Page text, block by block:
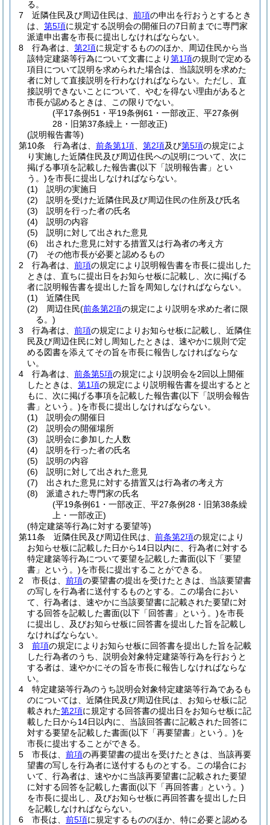
る。
7
近隣住民及び周辺住民は、 前項の申出を行おうとするとき
は、 第5項に規定する説明会の開催日の7日前までに専門家
派遣申出書を市長に提出しなければならない。
8
行為者は、 第2項に規定するもののほか、周辺住民から当
該特定建築等行為について文書により第1項の規則で定める
項目について説明を求められた場合は、当該説明を求めた
者に対して直接説明を行わなければならない。 ただし、直
接説明できないことについて、やむを得ない理由があると
市長が認めるときは、この限りでない。
(平17条例51・平19条例61・一部改正、平27条例
28・旧第37条繰上・一部改正)
(説明報告書等)
第10条
行為者は、 前条第1項 第2項及び第5項の規定によ
り実施した近隣住民及び周辺住民への説明について、次に
掲げる事項を記載した報告書(以下「説明報告書」とい
う。)を市長に提出しなければならない。
(1)
説明の実施日
(2)
説明を受けた近隣住民及び周辺住民の住所及び氏名
(3)
説明を行った者の氏名
(4)
説明の内容
(5)
説明に対して出された意見
(6)
出された意見に対する措置又は行為者の考え方
(7)
その他市長が必要と認めるもの
2
行為者は、 前項の規定により説明報告書を市長に提出した
ときは、直ちに提出日をお知らせ板に記載し、次に掲げる
者に説明報告書を提出した旨を周知しなければならない。
(1)
近隣住民
(2)
周辺住民(前条第2項の規定により説明を求めた者に限
る。)
3
行為者は、 前項の規定によりお知らせ板に記載し、近隣住
民及び周辺住民に対し周知したときは、速やかに規則で定
める図書を添えてその旨を市長に報告しなければならな
い。
4
行為者は、 前条第5項の規定により説明会を2回以上開催
したときは、 第1項の規定により説明報告書を提出するとと
もに、次に掲げる事項を記載した報告書(以下「説明会報告
書」という。)を市長に提出しなければならない。
(1)
説明会の開催日
(2)
説明会の開催場所
(3)
説明会に参加した人数
(4)
説明を行った者の氏名
(5)
説明の内容
(6)
説明に対して出された意見
(7)
出された意見に対する措置又は行為者の考え方
(8)
派遣された専門家の氏名
(平19条例61・一部改正、平27条例28・旧第38条繰
上・一部改正)
(特定建築等行為に対する要望等)
第11条
近隣住民及び周辺住民は、 前条第2項の規定により
お知らせ板に記載した日から14日以内に、行為者に対する
特定建築等行為について要望を記載した書面(以下「要望
書」という。)を市長に提出することができる。
2
市長は、 前項の要望書の提出を受けたときは、当該要望書
の写しを行為者に送付するものとする。
この場合におい
て、行為者は、速やかに当該要望書に記載された要望に対
する回答を記載した書面(以下「回答書」という。)を市長
に提出し、及びお知らせ板に回答書を提出した旨を記載し
なければならない。
3
前項の規定によりお知らせ板に回答書を提出した旨を記載
した行為者のうち、説明会対象特定建築等行為を行おうと
する者は、速やかにその旨を市長に報告しなければならな
い。
4
特定建築等行為のうち説明会対象特定建築等行為であるも
のについては、近隣住民及び周辺住民は、お知らせ板に記
載された第2項に規定する回答書の提出日をお知らせ板に記
載した日から14日以内に、当該回答書に記載された回答に
対する要望を記載した書面(以下「再要望書」という。)を
市長に提出することができる。
5
市長は、 前項の再要望書の提出を受けたときは、当該再要
望書の写しを行為者に送付するものとする。
この場合にお
いて、行為者は、速やかに当該再要望書に記載された要望
に対する回答を記載した書面(以下「再回答書」という。)
を市長に提出し、及びお知らせ板に再回答書を提出した日
を記載しなければならない。
6
市長は、 前5項に規定するもののほか、特に必要と認める